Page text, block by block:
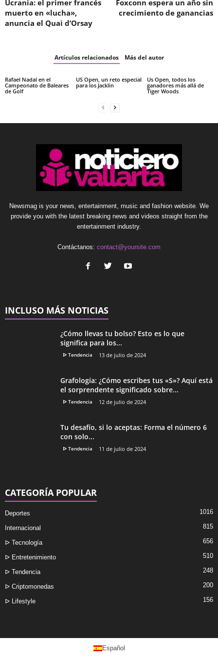
Ucrania: el primer francés
muerto en «lucha»,
anuncia el Quai d’Orsay
Foxconn espera un año sin
crecimiento de ganancias
Artículos relacionados Más del autor
Rafael Nadal en el
Campeonato de Baleares
de Golf
US Open, un reto especial
para los Jacklin
Us Open, todos los
ganadores más allá de
Tiger Woods
Newsmag is your news, entertainment, music and fashion website. We
provide you with the latest breaking news and videos straight from the
entertainment industry.
Contáctanos: contact@yoursite.com
INCLUSO MÁS NOTICIAS
¿Cómo llevas tu bolso? Esto es lo que
significa para los...
ᐅ Tendencia 13 de julio de 2024
Grafología: ¿Cómo escribes tus «S»? Aquí está
el sorprendente significado sobre...
ᐅ Tendencia 12 de julio de 2024
Tu desafío, si lo aceptas: Forma el número 6
con solo...
ᐅ Tendencia 11 de julio de 2024
CATEGORÍA POPULAR
Deportes 1016
Internacional 815
ᐅ Tecnología 656
ᐅ Entretenimiento 510
ᐅ Tendencia 248
ᐅ Criptomonedas 200
ᐅ Lifestyle 156
Español